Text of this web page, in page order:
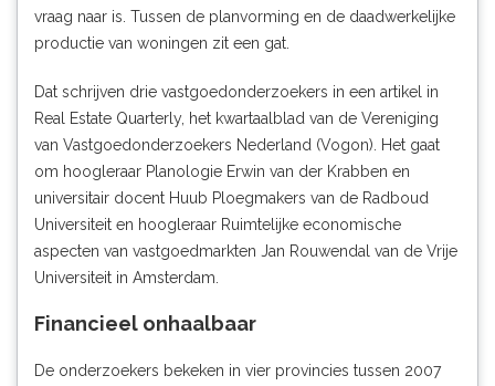
vraag naar is. Tussen de planvorming en de daadwerkelijke
productie van woningen zit een gat.
Dat schrijven drie vastgoedonderzoekers in een artikel in
Real Estate Quarterly, het kwartaalblad van de Vereniging
van Vastgoedonderzoekers Nederland (Vogon). Het gaat
om hoogleraar Planologie Erwin van der Krabben en
universitair docent Huub Ploegmakers van de Radboud
Universiteit en hoogleraar Ruimtelijke economische
aspecten van vastgoedmarkten Jan Rouwendal van de Vrije
Universiteit in Amsterdam.
Financieel onhaalbaar
De onderzoekers bekeken in vier provincies tussen 2007